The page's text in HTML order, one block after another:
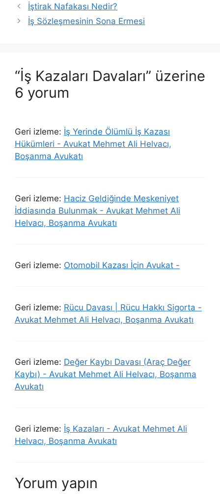
İştirak Nafakası Nedir?
İş Sözleşmesinin Sona Ermesi
“İş Kazaları Davaları” üzerine
6 yorum
Geri izleme: İş Yerinde Ölümlü İş Kazası
Hükümleri - Avukat Mehmet Ali Helvacı,
Boşanma Avukatı
Geri izleme: Haciz Geldiğinde Meskeniyet
İddiasında Bulunmak - Avukat Mehmet Ali
Helvacı, Boşanma Avukatı
Geri izleme: Otomobil Kazası İçin Avukat -
Geri izleme: Rücu Davası | Rücu Hakkı Sigorta -
Avukat Mehmet Ali Helvacı, Boşanma Avukatı
Geri izleme: Değer Kaybı Davası (Araç Değer
Kaybı) - Avukat Mehmet Ali Helvacı, Boşanma
Avukatı
Geri izleme: İş Kazaları - Avukat Mehmet Ali
Helvacı, Boşanma Avukatı
Yorum yapın